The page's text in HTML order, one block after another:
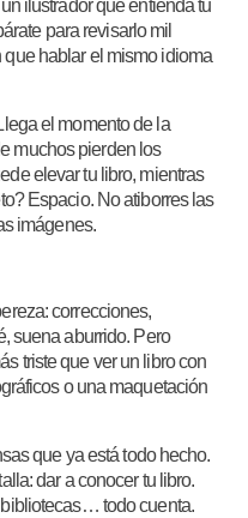
ilustrador que entienda tu
para revisarlo mil
hablar el mismo idioma
el momento de la
muchos pierden los
elevar tu libro, mientras
Espacio. No atiborres las
imágenes.
correcciones,
suena aburrido. Pero
triste que ver un libro con
o una maquetación
que ya está todo hecho.
dar a conocer tu libro.
todo cuenta.